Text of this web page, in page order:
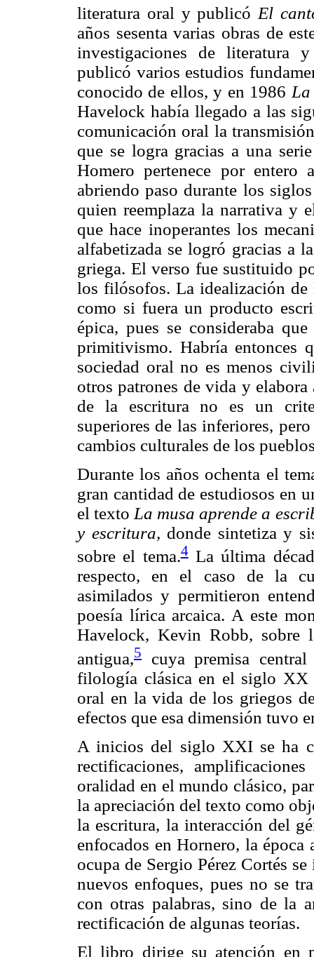
literatura oral y publicó El
años sesenta varias obras de
investigaciones de literatura
publicó varios estudios
conocido de ellos, y en 1986
Havelock había llegado a las
comunicación oral la
que se logra gracias a una
Homero pertenece por
abriendo paso durante los
quien reemplaza la narrativa y
que hace inoperantes los
alfabetizada se logró gracias a
griega. El verso fue sustituido
los filósofos. La idealización
como si fuera un producto
épica, pues se consideraba
primitivismo. Habría entonces
sociedad oral no es menos
otros patrones de vida y
de la escritura no es un
superiores de las inferiores,
cambios culturales de los
Durante los años ochenta el
gran cantidad de estudiosos en
el texto La musa aprende a
y escritura, donde sintetiza y
sobre el tema.4La última
respecto, en el caso de la
asimilados y permitieron
poesía lírica arcaica. A este
Havelock, Kevin Robb, sobre
antigua,5
cuya premisa
filología clásica en el siglo XX
oral en la vida de los griegos
efectos que esa dimensión tuvo
A inicios del siglo XXI se ha
rectificaciones,
oralidad en el mundo clásico,
la apreciación del texto como
la escritura, la interacción del
enfocados en Hornero, la
ocupa de Sergio Pérez Cortés
nuevos enfoques, pues no se
con otras palabras, sino de la
rectificación de algunas teorías.
El libro dirige su atención en